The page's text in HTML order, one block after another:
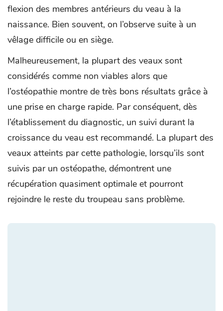
flexion des membres antérieurs du veau à la
naissance. Bien souvent, on l’observe suite à un
vêlage difficile ou en siège.
Malheureusement, la plupart des veaux sont
considérés comme non viables alors que
l’ostéopathie montre de très bons résultats grâce à
une prise en charge rapide. Par conséquent, dès
l’établissement du diagnostic, un suivi durant la
croissance du veau est recommandé. La plupart des
veaux atteints par cette pathologie, lorsqu’ils sont
suivis par un ostéopathe, démontrent une
récupération quasiment optimale et pourront
rejoindre le reste du troupeau sans problème.